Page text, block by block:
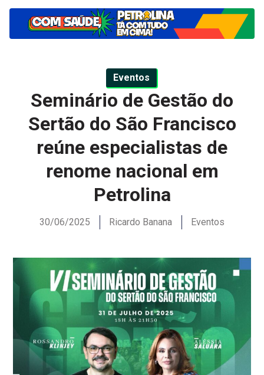
Eventos
Seminário de Gestão do
Sertão do São Francisco
reúne especialistas de
renome nacional em
Petrolina
30/06/2025 Ricardo Banana Eventos